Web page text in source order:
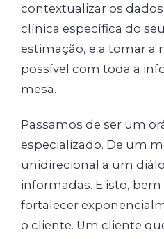
contextualizar os
clínica específica do
estimação, e a tomar a
possível com toda a
mesa.
Passamos de ser um
especializado. De um
unidirecional a um
informadas. E isto,
fortalecer
o cliente. Um cliente